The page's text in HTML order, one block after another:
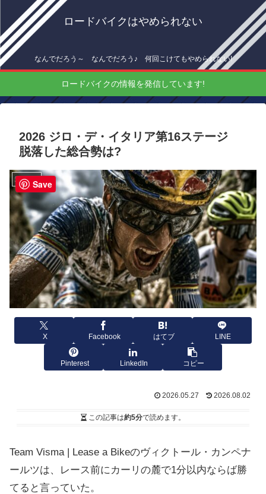
ロードバイクはやめられない
なんでだろう～ なんでだろう♪ 何回こけてもやめられない!
ロードバイクの情報を発信しています!
2026 ジロ・デ・イタリア第16ステージ
脱落した総合勢は?
海外情報
X Facebook はてブ LINE
Pinterest LinkedIn コピー
2026.05.27 2026.08.02
この記事は約5分で読めます。
Team Visma | Lease a Bikeのヴィクトール・カンペナ
ールツは、レース前にカーリの麓で1分以内ならば勝
てると言っていた。
Save